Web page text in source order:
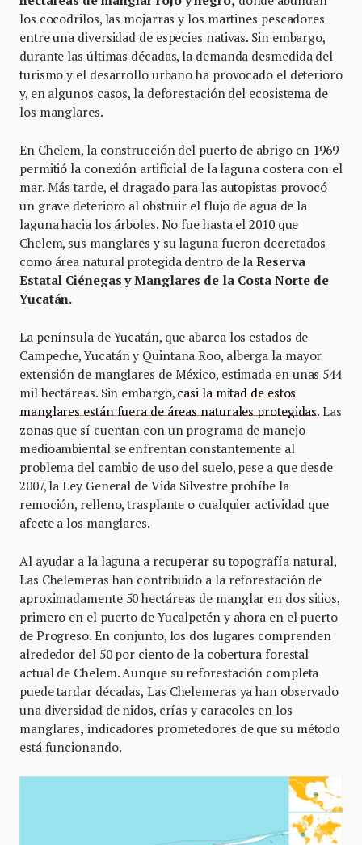
los cocodrilos, las mojarras y los martines pescadores
entre una diversidad de especies nativas. Sin embargo,
durante las últimas décadas, la demanda desmedida del
turismo y el desarrollo urbano ha provocado el deterioro
y, en algunos casos, la deforestación del ecosistema de
los manglares.
En Chelem, la construcción del puerto de abrigo en 1969
permitió la conexión artificial de la laguna costera con el
mar. Más tarde, el dragado para las autopistas provocó
un grave deterioro al obstruir el flujo de agua de la
laguna hacia los árboles. No fue hasta el 2010 que
Chelem, sus manglares y su laguna fueron decretados
como área natural protegida dentro de laReserva
Estatal Ciénegas y Manglares de la Costa Norte de
Yucatán.
La península de Yucatán, que abarca los estados de
Campeche, Yucatán y Quintana Roo, alberga la mayor
extensión de manglares de México, estimada en unas 544
mil hectáreas. Sin embargo, casi la mitad de estos
manglares están fuera de áreas naturales protegidas. Las
zonas que sí cuentan con un programa de manejo
medioambiental se enfrentan constantemente al
problema del cambio de uso del suelo, pese a que desde
2007, la Ley General de Vida Silvestre prohíbe la
remoción, relleno, trasplante o cualquier actividad que
afecte a los manglares.
Al ayudar a la laguna a recuperar su topografía natural,
Las Chelemeras han contribuido a la reforestación de
aproximadamente 50 hectáreas de manglar en dos sitios,
primero en el puerto de Yucalpetén y ahora en el puerto
de Progreso. En conjunto, los dos lugares comprenden
alrededor del 50 por ciento de la cobertura forestal
actual de Chelem. Aunque su reforestación completa
puede tardar décadas, Las Chelemeras ya han observado
una diversidad de nidos, crías y caracoles en los
manglares, indicadores prometedores de que su método
está funcionando.